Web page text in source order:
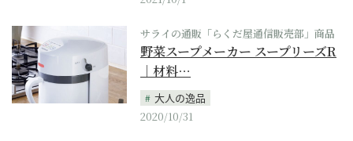
サライの通販「らくだ屋通信販売部」商品
野菜スープメーカー スープリーズR
｜材料…
大人の逸品
2020/10/31